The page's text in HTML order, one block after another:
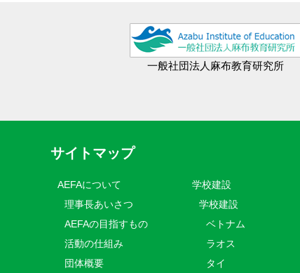
一般社団法人麻布教育研究所
サイトマップ
AEFAについて
理事長あいさつ
AEFAの目指すもの
活動の仕組み
団体概要
学校建設
学校建設
ベトナム
ラオス
タイ